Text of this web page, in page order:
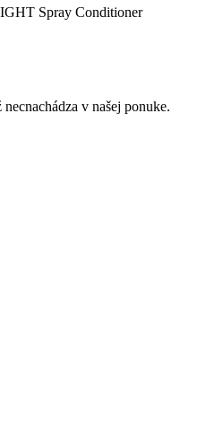
Spray Conditioner
v našej ponuke.